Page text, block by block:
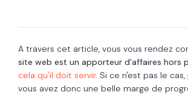
A travers cet article, vous vous rendez
site web est un apporteur d'affaires hors
cela qu'il doit servir. Si ce n'est pas le
vous avez donc une belle marge de